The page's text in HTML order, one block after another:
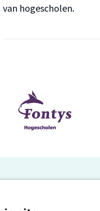
van hogescholen.